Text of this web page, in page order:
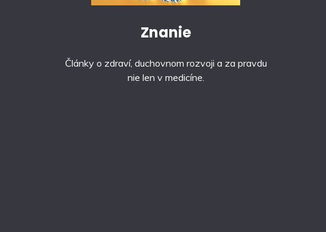
Znanie
Články o zdraví, duchovnom rozvoji a za pravdu
nie len v medicíne.